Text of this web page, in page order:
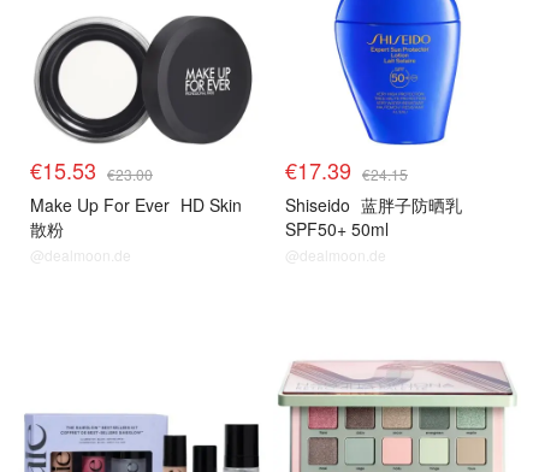
€15.53 €23.00
Make Up For Ever HD Skin
散粉
@dealmoon.de
€17.39 €24.15
Shiseido 蓝胖子防晒乳
SPF50+ 50ml
@dealmoon.de